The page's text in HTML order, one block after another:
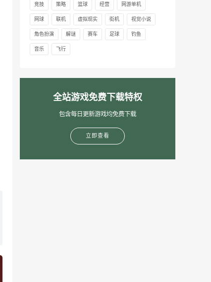
竞技 策略 篮球 经营 网游单机
网球 联机 虚拟现实 街机 视觉小说
角色扮演 解谜 赛车 足球 钓鱼
音乐 飞行
全站游戏免费下载特权
包含每日更新游戏均免费下载
立即查看